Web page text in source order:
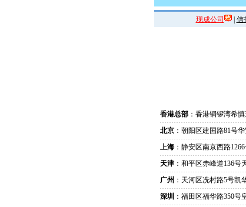
现成公司 | 信
香港总部 ：香港铜锣湾希
北京 ：朝阳区建国路81号
上海 ：静安区南京西路
天津 ：和平区赤峰道136号
广州 ：天河区冼村路5号凯
深圳 ：福田区福华路350号